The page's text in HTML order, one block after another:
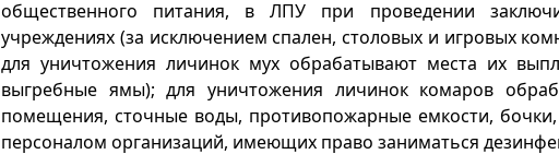
общественного питания, в ЛПУ при проведении
учреждениях (за исключением спален, столовых и игровых
для уничтожения личинок мух обрабатывают места их
выгребные ямы); для уничтожения личинок комаров
помещения, сточные воды, противопожарные емкости,
персоналом организаций, имеющих право заниматься